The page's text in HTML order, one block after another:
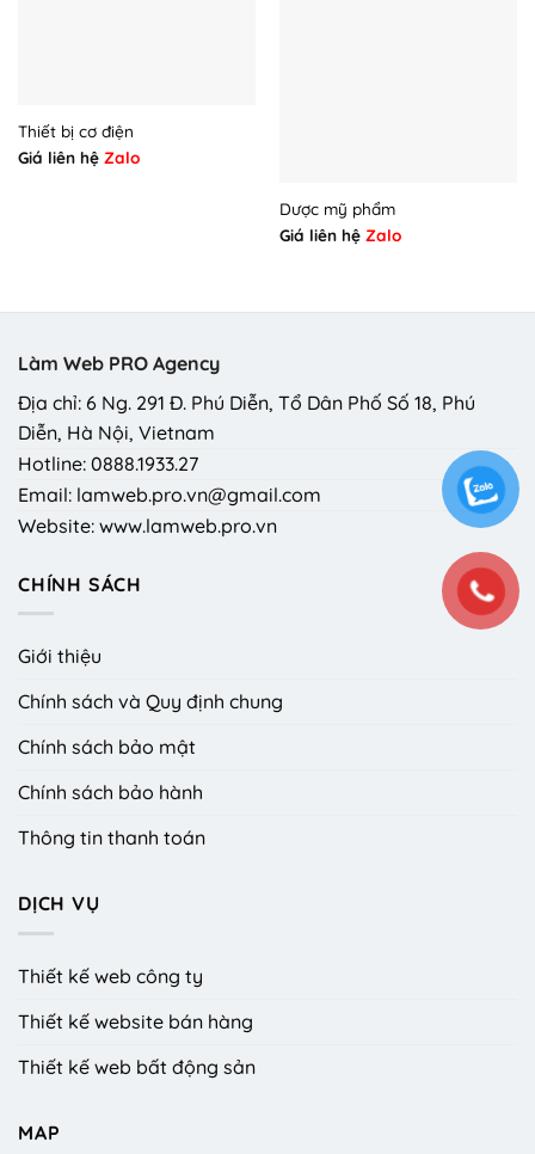
Thiết bị cơ điện
Giá liên hệ Zalo
Dược mỹ phẩm
Giá liên hệ Zalo
Làm Web PRO Agency
Địa chỉ: 6 Ng. 291 Đ. Phú Diễn, Tổ Dân Phố Số 18, Phú
Diễn, Hà Nội, Vietnam
Hotline: 0888.1933.27
Email: lamweb.pro.vn@gmail.com
Website: www.lamweb.pro.vn
CHÍNH SÁCH
Giới thiệu
Chính sách và Quy định chung
Chính sách bảo mật
Chính sách bảo hành
Thông tin thanh toán
DỊCH VỤ
Thiết kế web công ty
Thiết kế website bán hàng
Thiết kế web bất động sản
MAP